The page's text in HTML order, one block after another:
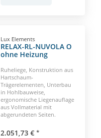
Lux Elements
RELAX-RL-NUVOLA O
ohne Heizung
Ruheliege, Konstruktion aus
Hartschaum-
Trägerelementen, Unterbau
in Hohlbauweise,
ergonomische Liegenauflage
aus Vollmaterial mit
abgerundeten Seiten.
2.051,73 € *